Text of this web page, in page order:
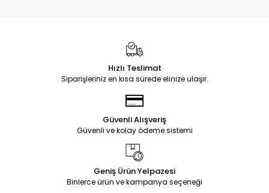
Hızlı Teslimat
Siparişleriniz en kısa sürede elinize ulaşır.
Güvenli Alışveriş
Güvenli ve kolay ödeme sistemi
Geniş Ürün Yelpazesi
Binlerce ürün ve kampanya seçeneği